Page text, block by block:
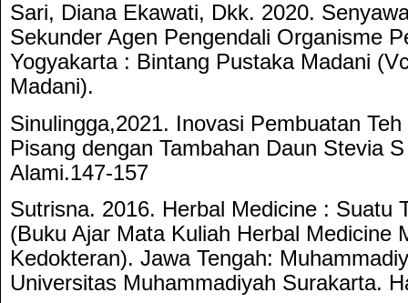
Sari, Diana Ekawati, Dkk. 2020.
Sekunder Agen Pengendali Organisme
Yogyakarta : Bintang Pustaka Madani
Madani).
Sinulingga,2021. Inovasi Pembuatan
Pisang dengan Tambahan Daun Stevia
Alami.147-157
Sutrisna. 2016. Herbal Medicine : Suatu
(Buku Ajar Mata Kuliah Herbal Medicine
Kedokteran). Jawa Tengah:
Universitas Muhammadiyah Surakarta.